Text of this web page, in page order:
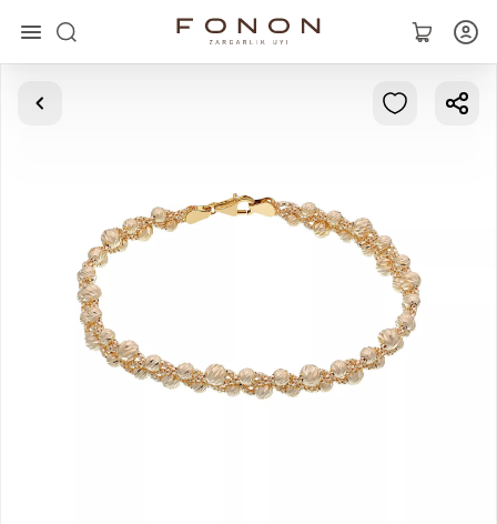
Asosiy
Ziraklar
Bilaguzuklar